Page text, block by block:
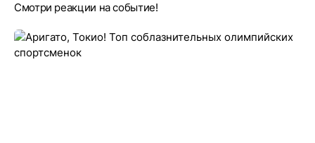
Смотри реакции на событие!